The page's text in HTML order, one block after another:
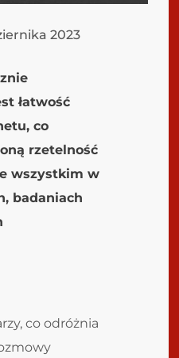
2023
łatwość
co
rzetelność
wszystkim w
badaniach
co odróżnia